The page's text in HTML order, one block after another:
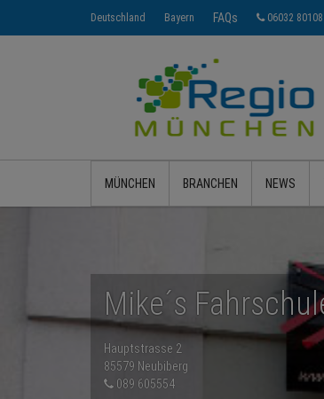
Deutschland Bayern FAQs 06032 80108
MÜNCHEN BRANCHEN NEWS
Mike´s
Hauptstrasse 2
85579 Neubiberg
089 605554